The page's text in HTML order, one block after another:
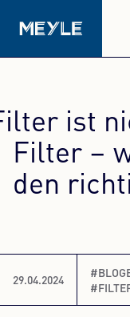
Qualität
Über Uns
ist
Filter –
den
29.04.2024